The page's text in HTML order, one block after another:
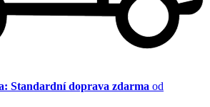
Standardní doprava zdarma od